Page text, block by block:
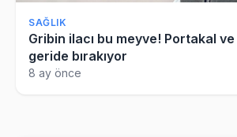
SAĞLIK
Gribin ilacı bu meyve! Portakal ve
geride bırakıyor
8 ay önce